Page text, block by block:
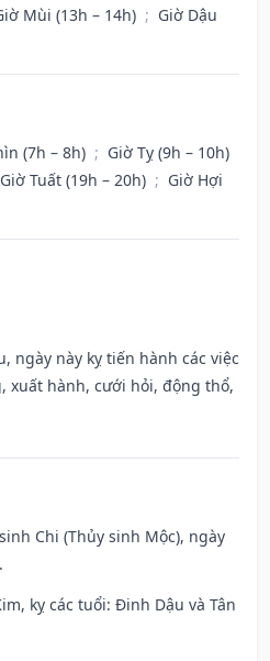
Mùi (13h – 14h) ; Giờ Dậu
(7h – 8h) ; Giờ Tỵ (9h – 10h)
Giờ Tuất (19h – 20h) ; Giờ Hợi
ngày này kỵ tiến hành các việc
hành, cưới hỏi, động thổ,
Chi (Thủy sinh Mộc), ngày
kỵ các tuổi: Đinh Dậu và Tân